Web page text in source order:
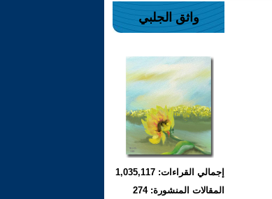
واثق الجلبي
إجمالي القراءات: 1,035,117
المقالات المنشورة: 274